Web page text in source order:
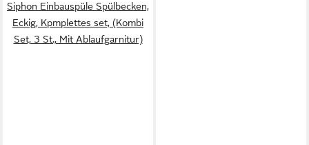
Siphon Einbauspüle Spülbecken,
Eckig, Kpmplettes set, (Kombi
Set, 3 St., Mit Ablaufgarnitur)